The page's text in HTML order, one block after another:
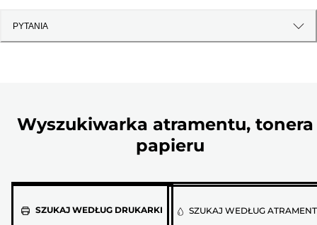
PYTANIA
Wyszukiwarka atramentu, tonera
papieru
SZUKAJ WEDŁUG DRUKARKI
Wybierz
SZUKAJ WEDŁUG